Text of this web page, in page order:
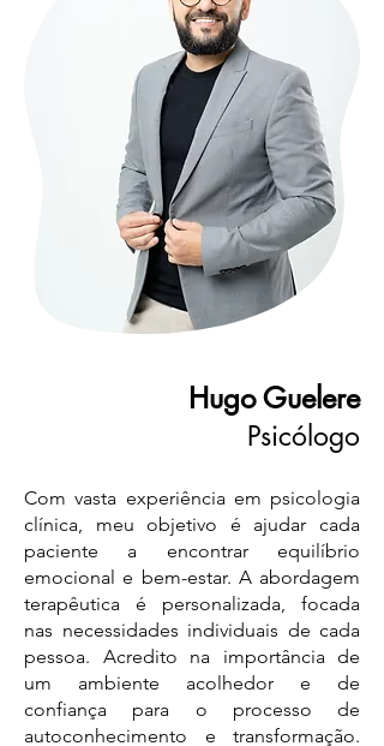
Hugo Guelere
Psicólogo
Com vasta experiência em psicologia
clínica, meu objetivo é ajudar cada
paciente a encontrar equilíbrio
emocional e bem-estar. A abordagem
terapêutica é personalizada, focada
nas necessidades individuais de cada
pessoa. Acredito na importância de
um ambiente acolhedor e de
confiança para o processo de
autoconhecimento e transformação.